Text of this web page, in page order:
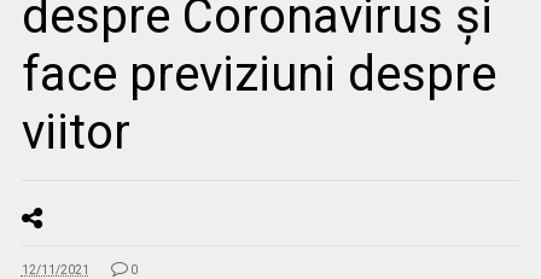
despre Coronavirus și
face previziuni despre
viitor
12/11/2021 0